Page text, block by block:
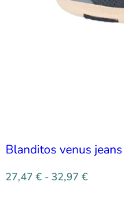
Blanditos venus jeans
27,47 € - 32,97 €